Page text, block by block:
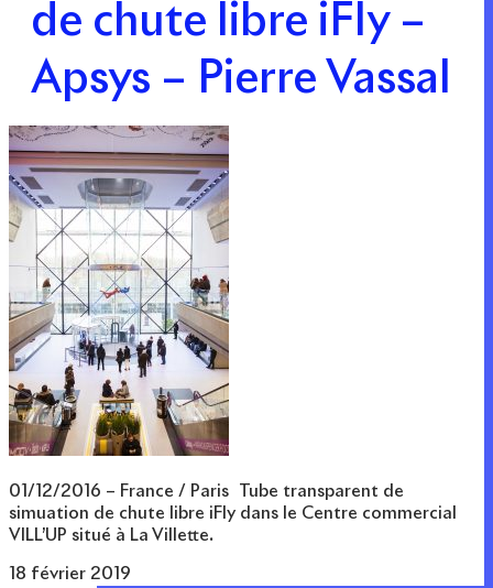
de chute libre iFly –
Apsys – Pierre Vassal
01/12/2016 – France / Paris Tube transparent de
simuation de chute libre iFly dans le Centre commercial
VILL’UP situé à La Villette.
18 février 2019